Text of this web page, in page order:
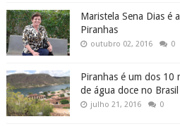
Maristela Sena Dias é
Piranhas
outubro 02, 2016 0
Piranhas é um dos 10
de água doce no Brasil
julho 21, 2016 0